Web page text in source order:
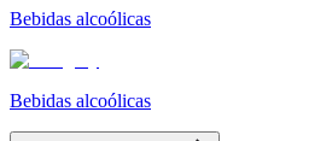
Bebidas alcoólicas
Bebidas alcoólicas